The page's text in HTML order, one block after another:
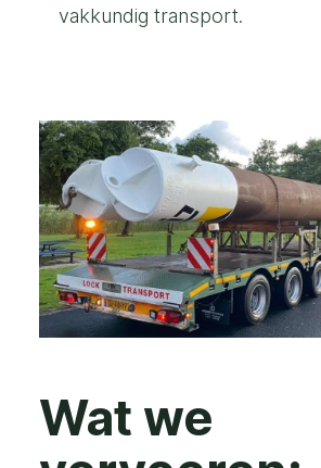
vakkundig transport.
Wat we